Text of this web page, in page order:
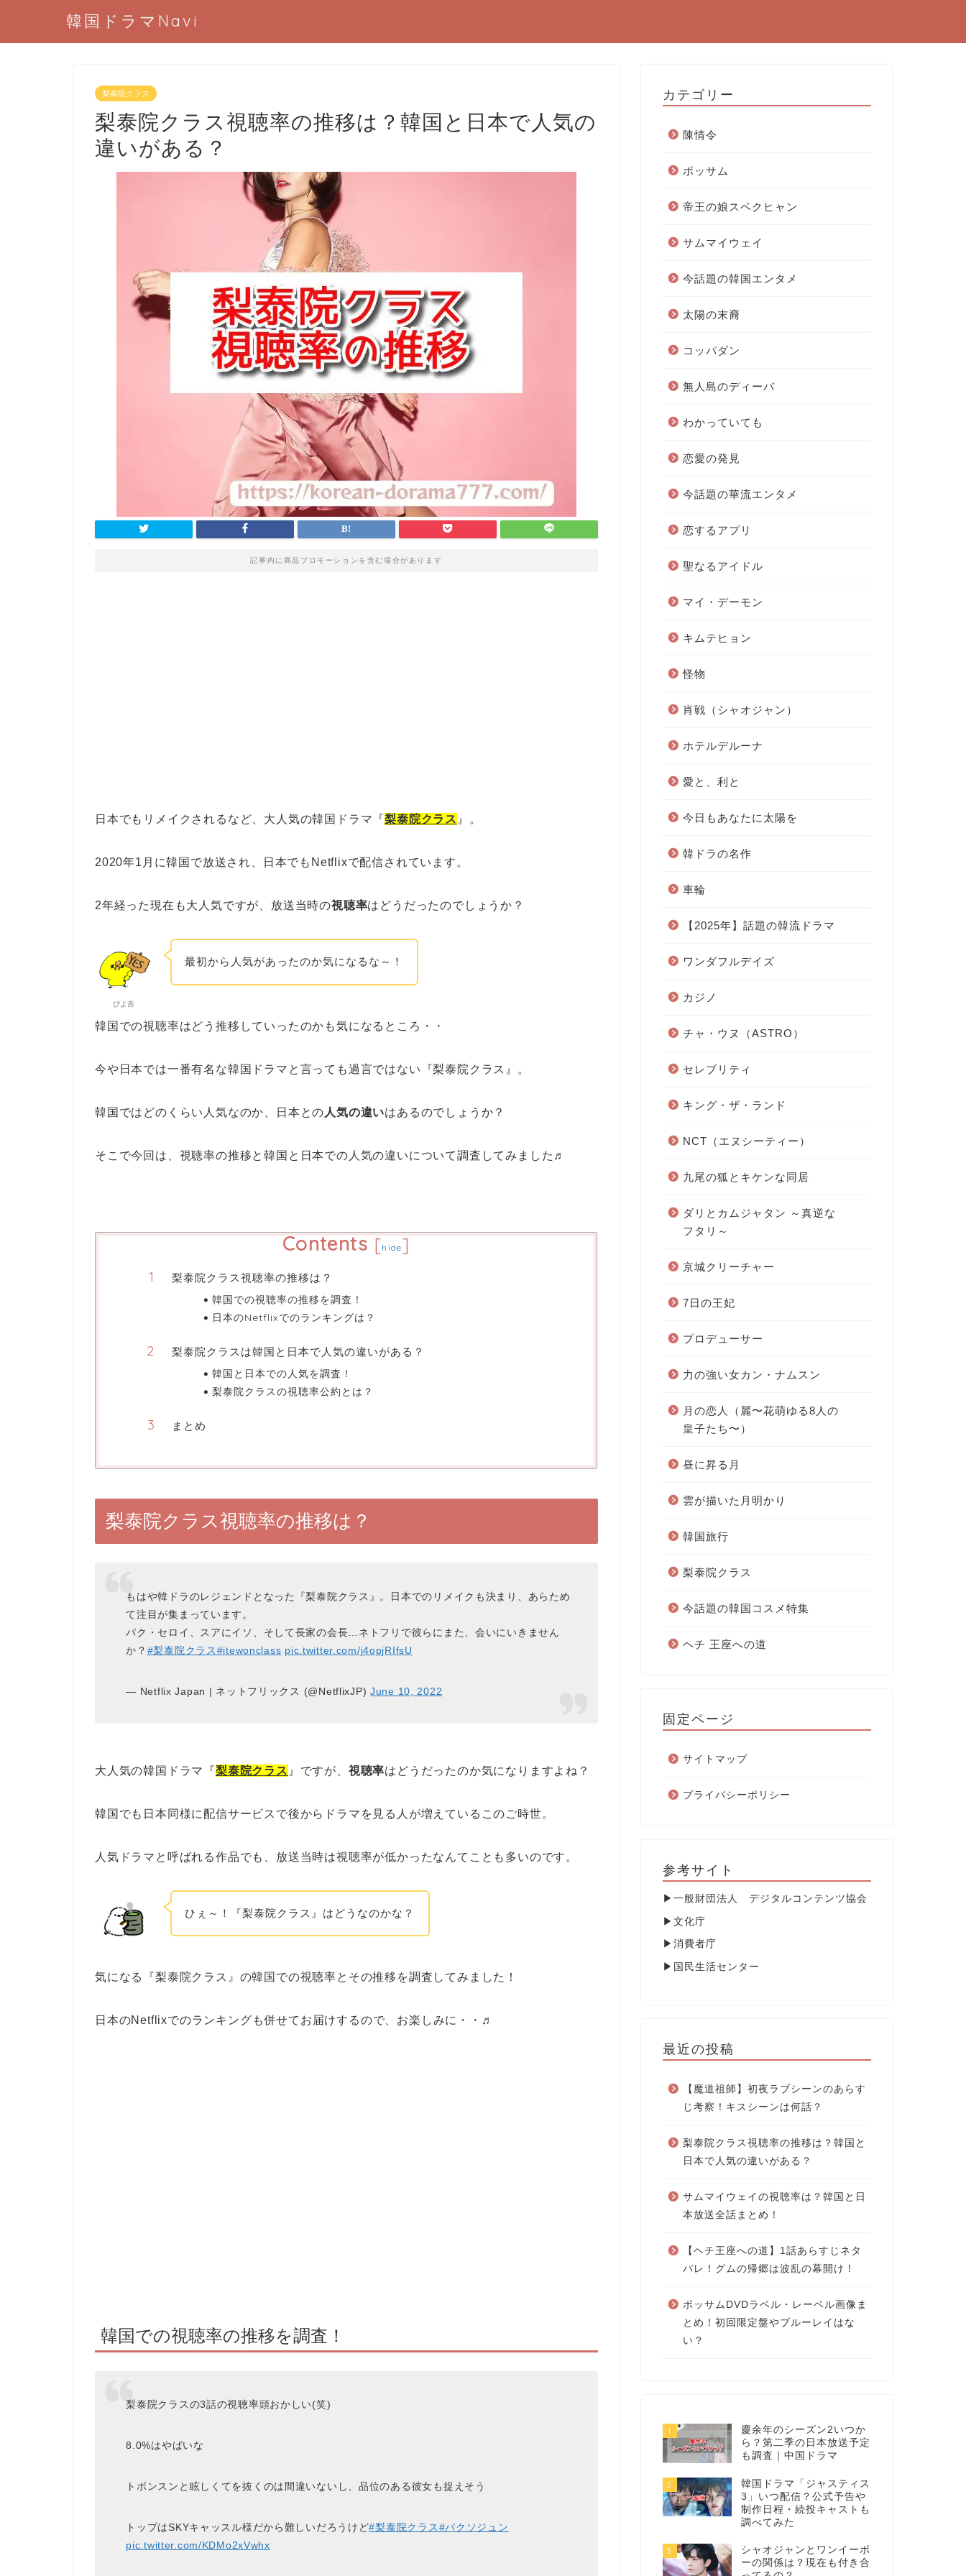
韓国ドラマNavi
梨泰院クラス
梨泰院クラス視聴率の推移は？韓国と日本で人気の
違いがある？
記事内に商品プロモーションを含む場合があります
日本でもリメイクされるなど、大人気の韓国ドラマ『梨泰院クラス 』。
2020年1月に韓国で放送され、日本でもNetflixで配信されています。
2年経った現在も大人気ですが、放送当時の視聴率はどうだったのでしょうか？
ぴよ吉
最初から人気があったのか気になるな～！
韓国での視聴率はどう推移していったのかも気になるところ・・
今や日本では一番有名な韓国ドラマと言っても過言ではない『梨泰院クラス』。
韓国ではどのくらい人気なのか、日本との 人気の違いはあるのでしょうか？
そこで今回は、視聴率の推移と韓国と日本での人気の違いについて調査してみました♬
Contents [hide]
梨泰院クラス視聴率の推移は？
韓国での視聴率の推移を調査！
日本のNetflixでのランキングは？
梨泰院クラスは韓国と日本で人気の違いがある？
韓国と日本での人気を調査！
梨泰院クラスの視聴率公約とは？
まとめ
梨泰院クラス視聴率の推移は？
もはや韓ドラのレジェンドとなった『梨泰院クラス』。日本でのリメイクも決まり、あらため
て注目が集まっています。
パク・セロイ、スアにイソ、そして長家の会長…ネトフリで彼らにまた、会いにいきません
か？ #梨泰院クラス#itewonclass pic.twitter.com/j4opjRIfsU
— Netflix Japan | ネットフリックス (@NetflixJP) June 10, 2022
大人気の韓国ドラマ『梨泰院クラス 』ですが、 視聴率はどうだったのか気になりますよね？
韓国でも日本同様に配信サービスで後からドラマを見る人が増えているこのご時世。
人気ドラマと呼ばれる作品でも、放送当時は視聴率が低かったなんてことも多いのです。
ひぇ～！『梨泰院クラス』はどうなのかな？
気になる『梨泰院クラス』の韓国での視聴率とその推移を調査してみました！
日本のNetflixでのランキングも併せてお届けするので、お楽しみに・・♬
韓国での視聴率の推移を調査！
梨泰院クラスの3話の視聴率頭おかしい(笑)
8.0%はやばいな
トボンスンと眩しくてを抜くのは間違いないし、品位のある彼女も捉えそう
トップはSKYキャッスル様だから難しいだろうけど#梨泰院クラス#パクソジュン
pic.twitter.com/KDMo2xVwhx
カテゴリー
陳情令
ポッサム
帝王の娘スベクヒャン
サムマイウェイ
今話題の韓国エンタメ
太陽の末裔
コッパダン
無人島のディーバ
わかっていても
恋愛の発見
今話題の華流エンタメ
恋するアプリ
聖なるアイドル
マイ・デーモン
キムテヒョン
怪物
肖戦（シャオジャン）
ホテルデルーナ
愛と、利と
今日もあなたに太陽を
韓ドラの名作
車輪
【2025年】話題の韓流ドラマ
ワンダフルデイズ
カジノ
チャ・ウヌ（ASTRO）
セレブリティ
キング・ザ・ランド
NCT（エヌシーティー）
九尾の狐とキケンな同居
ダリとカムジャタン ～真逆な
フタリ～
京城クリーチャー
7日の王妃
プロデューサー
力の強い女カン・ナムスン
月の恋人（麗〜花萌ゆる8人の
皇子たち〜）
昼に昇る月
雲が描いた月明かり
韓国旅行
梨泰院クラス
今話題の韓国コスメ特集
ヘチ 王座への道
固定ページ
サイトマップ
プライバシーポリシー
参考サイト
▶ 一般財団法人 デジタルコンテンツ協会
▶ 文化庁
▶ 消費者庁
▶ 国民生活センター
最近の投稿
【魔道祖師】初夜ラブシーンのあらす
じ考察！キスシーンは何話？
梨泰院クラス視聴率の推移は？韓国と
日本で人気の違いがある？
サムマイウェイの視聴率は？韓国と日
本放送全話まとめ！
【ヘチ王座への道】1話あらすじネタ
バレ！グムの帰郷は波乱の幕開け！
ポッサムDVDラベル・レーベル画像ま
とめ！初回限定盤やブルーレイはな
い？
1
慶余年のシーズン2いつか
ら？第二季の日本放送予定
も調査｜中国ドラマ
2
韓国ドラマ「ジャスティス
3」いつ配信？公式予告や
制作日程・続投キャストも
調べてみた
3
シャオジャンとワンイーボ
ーの関係は？現在も付き合